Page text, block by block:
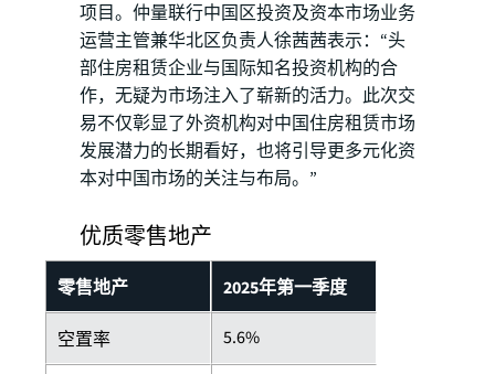
项目。仲量联行中国区投资及资本市场业务
运营主管兼华北区负责人徐茜茜表示：“头
部住房租赁企业与国际知名投资机构的合
作，无疑为市场注入了崭新的活力。此次交
易不仅彰显了外资机构对中国住房租赁市场
发展潜力的长期看好，也将引导更多元化资
本对中国市场的关注与布局。”
优质零售地产
零售地产 2025年第一季度
空置率 5.6%